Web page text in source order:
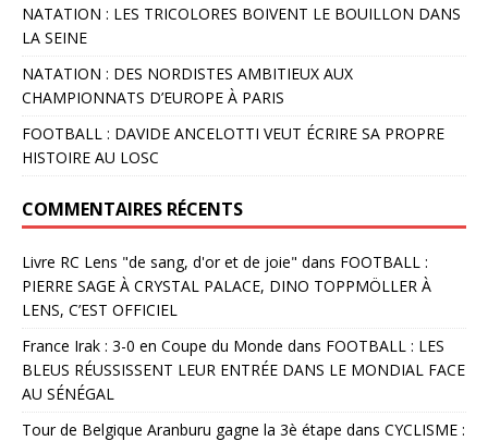
NATATION : LES TRICOLORES BOIVENT LE BOUILLON DANS
LA SEINE
NATATION : DES NORDISTES AMBITIEUX AUX
CHAMPIONNATS D’EUROPE À PARIS
FOOTBALL : DAVIDE ANCELOTTI VEUT ÉCRIRE SA PROPRE
HISTOIRE AU LOSC
COMMENTAIRES RÉCENTS
Livre RC Lens "de sang, d'or et de joie" dans FOOTBALL :
PIERRE SAGE À CRYSTAL PALACE, DINO TOPPMÖLLER À
LENS, C’EST OFFICIEL
France Irak : 3-0 en Coupe du Monde dans FOOTBALL : LES
BLEUS RÉUSSISSENT LEUR ENTRÉE DANS LE MONDIAL FACE
AU SÉNÉGAL
Tour de Belgique Aranburu gagne la 3è étape dans CYCLISME :